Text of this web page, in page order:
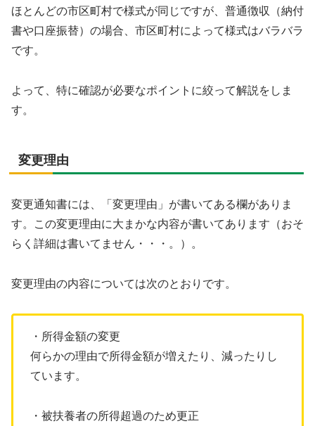
ほとんどの市区町村で様式が同じですが、普通徴収（納付
書や口座振替）の場合、市区町村によって様式はバラバラ
です。
よって、特に確認が必要なポイントに絞って解説をしま
す。
変更理由
変更通知書には、「変更理由」が書いてある欄がありま
す。この変更理由に大まかな内容が書いてあります（おそ
らく詳細は書いてません・・・。）。
変更理由の内容については次のとおりです。
・所得金額の変更
何らかの理由で所得金額が増えたり、減ったりし
ています。
・被扶養者の所得超過のため更正